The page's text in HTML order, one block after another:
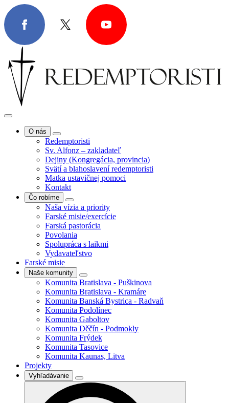
O nás
Redemptoristi
Sv. Alfonz – zakladateľ
Dejiny (Kongregácia, provincia)
Svätí a blahoslavení redemptoristi
Matka ustavičnej pomoci
Kontakt
Čo robíme
Naša vízia a priority
Farské misie/exercície
Farská pastorácia
Povolania
Spolupráca s laikmi
Vydavateľstvo
Farské misie
Naše komunity
Komunita Bratislava - Puškinova
Komunita Bratislava - Kramáre
Komunita Banská Bystrica - Radvaň
Komunita Podolínec
Komunita Gaboltov
Komunita Děčín - Podmokly
Komunita Frýdek
Komunita Tasovice
Komunita Kaunas, Litva
Projekty
Vyhľadávanie
Search